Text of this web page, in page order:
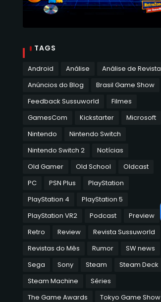
TAGS
Android Análise
Análise de Revista
Anúncios do Blog
Brasil Game Show
Feedback Sussuworld
Filmes
GamesCom
Kickstarter
Microsoft
Nintendo
Nintendo Switch
Nintendo Switch 2
Notícias
Old Gamer
Old School
Oldcast
PC
PSN Plus
PlayStation
PlayStation 4
PlayStation 5
PlayStation VR2
Podcast
Preview
Retro
Review
Revista Sussuworld
Revistas do Mês
Rumor
SW news
Sega
Sony Steam
Steam Deck
Steam Machine
Séries
The Game Awards
Tokyo Game Show